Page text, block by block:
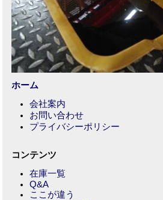
ホーム
会社案内
お問い合わせ
プライバシーポリシー
コンテンツ
在庫一覧
Q&A
ここが違う